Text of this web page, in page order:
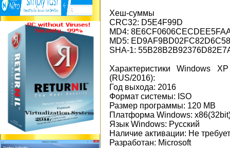
Хеш-суммы
CRC32: D5E4F99D
MD4:
MD5:
SHA-1:
Характеристики Windows
(RUS/2016):
Год выхода: 2016
Формат системы: ISO
Размер программы: 120 MB
Платформа Windows:
Язык Windows: Русский
Наличие активации: Не
Разработан: Microsoft